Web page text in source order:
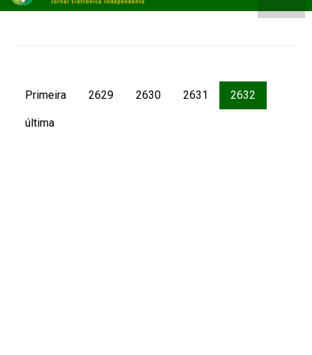
Primeira 2629 2630 2631 2632
última